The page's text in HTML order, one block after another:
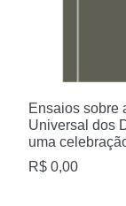
Ensaios sobre
Universal dos
uma
R$ 0,00